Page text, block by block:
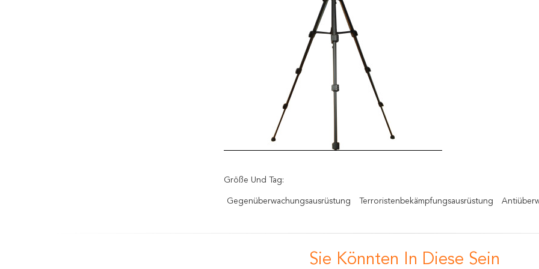
Größe Und Tag:
Gegenüberwachungsausrüstung Terroristenbekämpfungsausrüstung
Sie Könnten In Diese Sein